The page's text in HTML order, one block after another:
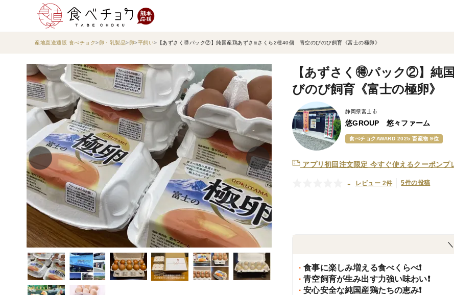
産地直送通販 食べチョク 卵・乳製品 卵 平飼い 【あずさく🉐パック②】純国産鶏あずさ&さくら2種40個 青空のびのび飼育《富士の極卵》
【あずさく🉐パック②】純
びのび飼育《富士の極卵》
静岡県富士市
悠GROUP 悠々ファーム
食べチョクAWARD 2025 畜産物 9位
アプリ初回注文限定 今すぐ使えるクーポンプ
- レビュー 2件 5件の投稿
食事に楽しみ増える食べくらべ❗️
青空飼育が生み出す力強い味わい❗️
安心安全な純国産鶏たちの恵み❗️